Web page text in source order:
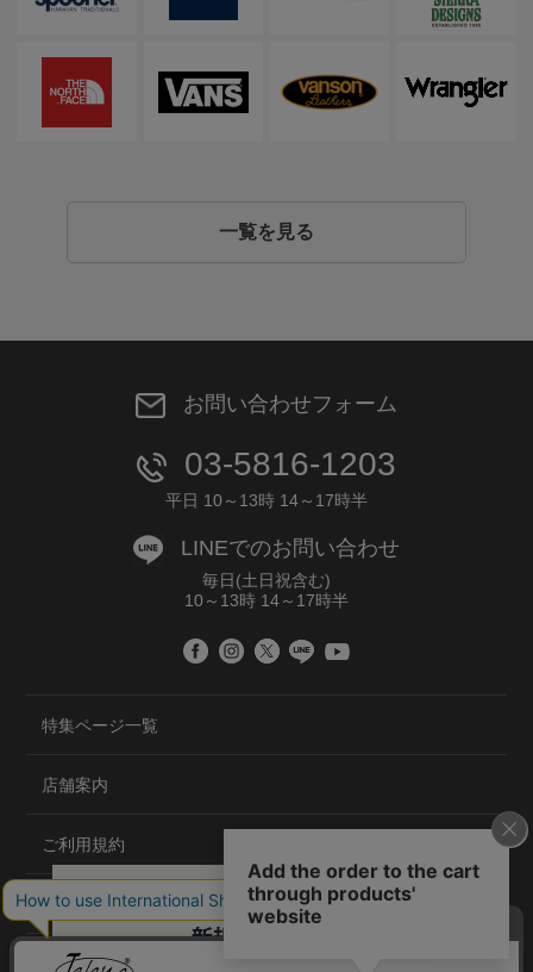
一覧を見る
お問い合わせフォーム
03-5816-1203
平日 10～13時 14～17時半
LINEでのお問い合わせ
毎日(土日祝含む)
10～13時 14～17時半
特集ページ一覧
店舗案内
ご利用規約
プライバシーポリシー
特定商取引法について